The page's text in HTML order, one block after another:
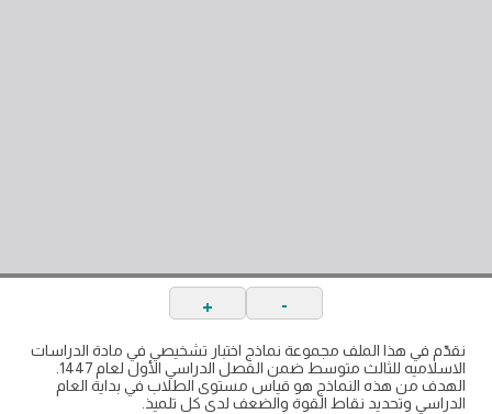
-
+
نقدّم في هذا الملف مجموعة نماذج اختبار تشخيصي في مادة الدراسات
الاسلاميه للثالث متوسط ضمن الفصل الدراسي الأول لعام 1447.
الهدف من هذه النماذج هو قياس مستوى الطلاب في بداية العام
الدراسي وتحديد نقاط القوة والضعف لدى كل تلميذ.